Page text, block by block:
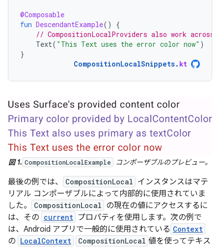
@Composable
fun DescendantExample()
{
// CompositionLocalProviders also work across
Text( "This Text uses the error color now" )
}
CompositionLocalSnippets. kt
図 1. CompositionLocalExample コンポーザブルのプレビュー。
最後の例では、 CompositionLocal インスタンスはマテ
リアル コンポーザブルによって内部的に使用されていま
した。
CompositionLocal の現在の値にアクセスするに
は、その current プロパティを使用します。次の例で
は、Android アプリで一般的に使用されている Context
の LocalContext CompositionLocal 値を使ってテキス